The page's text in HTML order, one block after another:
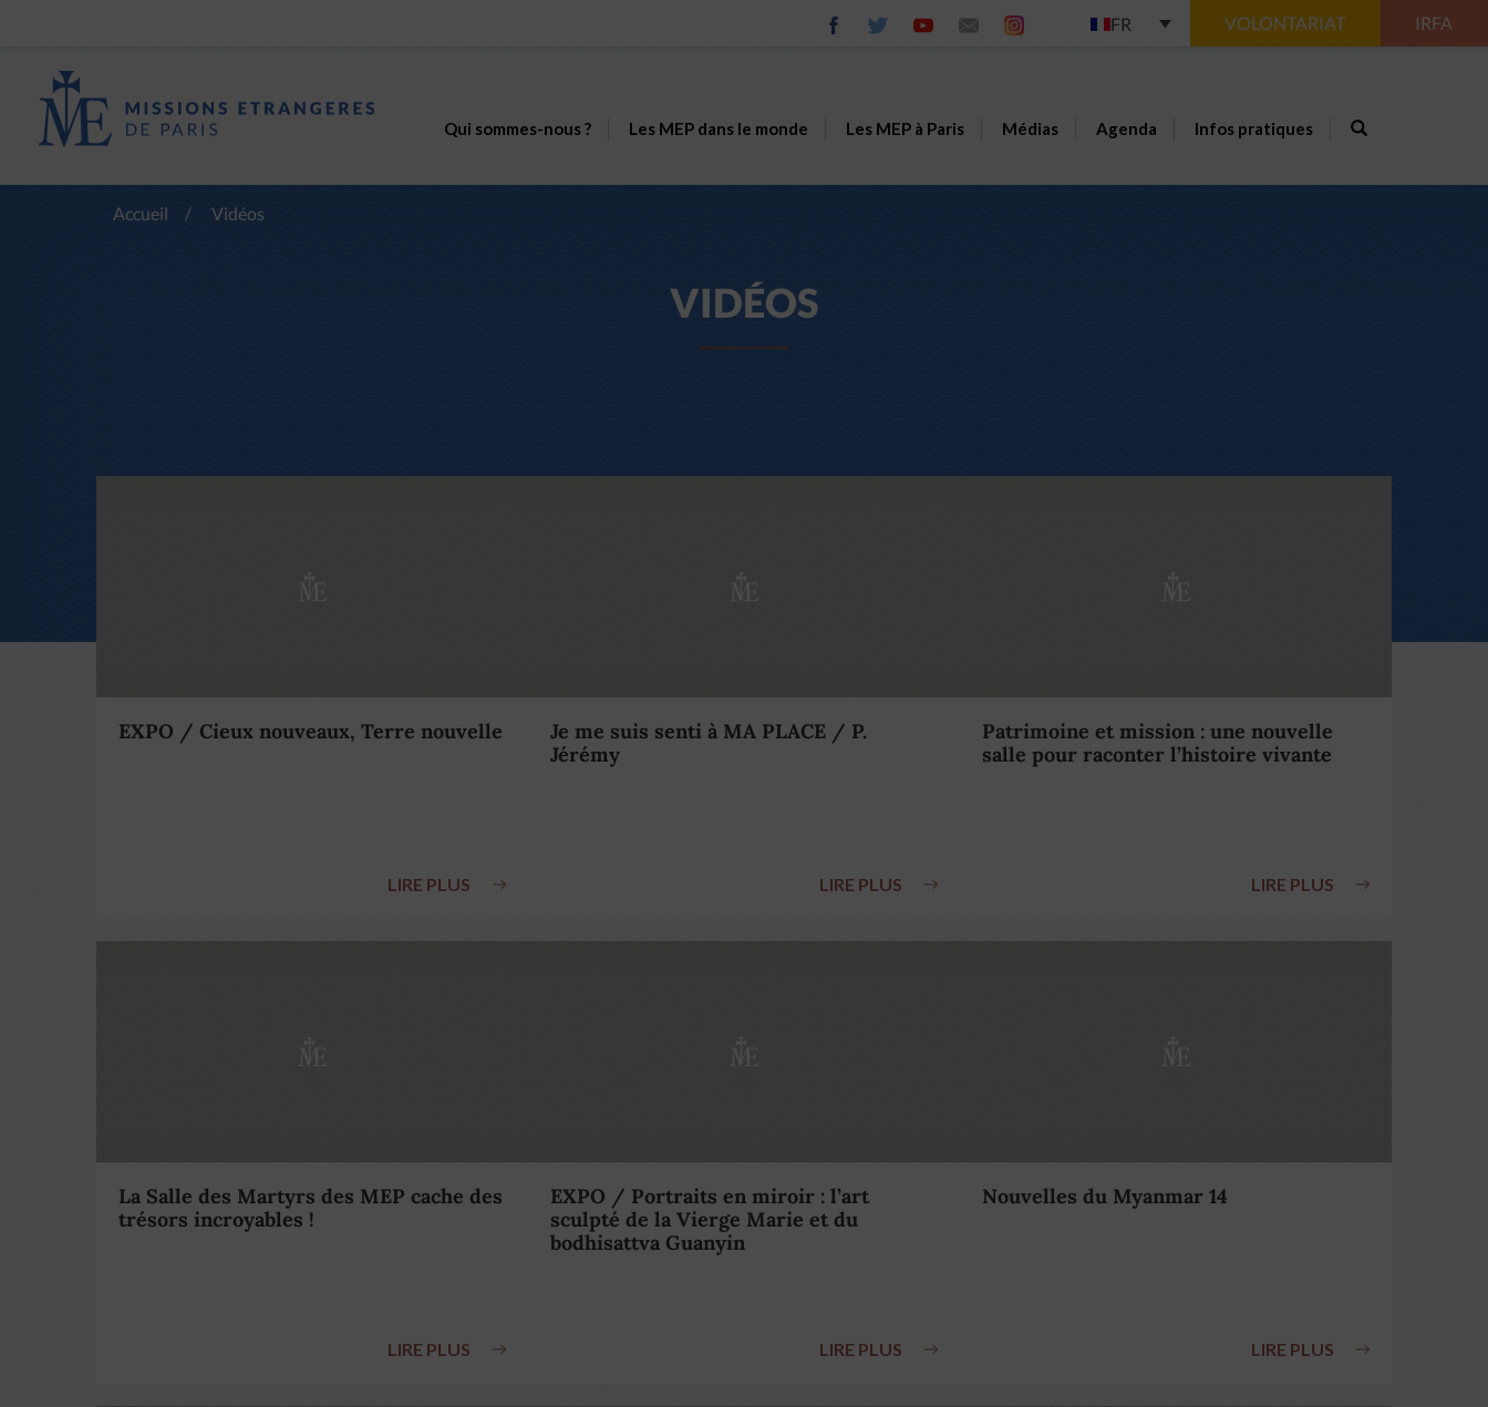
FR VOLONTARIAT IRFA
Qui sommes-nous ? Les MEP dans le monde Les MEP à Paris Médias Agenda Infos pratiques
Accueil / Vidéos
VIDÉOS
EXPO / Cieux nouveaux, Terre nouvelle
LIRE PLUS
Je me suis senti à MA PLACE / P.
Jérémy
LIRE PLUS
Patrimoine et mission : une nouvelle
salle pour raconter l’histoire vivante
LIRE PLUS
La Salle des Martyrs des MEP cache des
trésors incroyables !
LIRE PLUS
EXPO / Portraits en miroir : l’art
sculpté de la Vierge Marie et du
bodhisattva Guanyin
LIRE PLUS
Nouvelles du Myanmar 14
LIRE PLUS